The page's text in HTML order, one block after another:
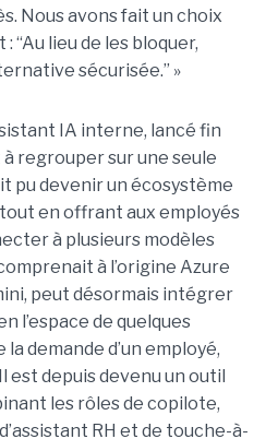
Nous avons fait un choix
“Au lieu de les bloquer,
sécurisée.” »
IA interne, lancé fin
regrouper sur une seule
pu devenir un écosystème
en offrant aux employés
à plusieurs modèles
à l’origine Azure
peut désormais intégrer
l’espace de quelques
demande d’un employé,
est depuis devenu un outil
les rôles de copilote,
RH et de touche-à-